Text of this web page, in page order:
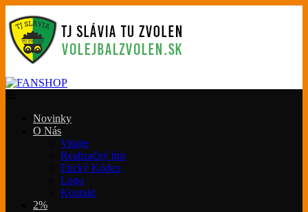
Novinky
O Nás
Vitajte
Realizačný tím
Etický Kódex
Logo
Kontakt
2%